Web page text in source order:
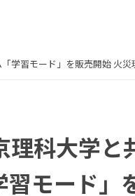
学習モード」を販売開始 火
科大学と
モード」